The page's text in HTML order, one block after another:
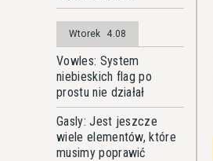
Wtorek 4.08
Vowles: System
niebieskich flag po
prostu nie działał
Gasly: Jest jeszcze
wiele elementów, które
musimy poprawić